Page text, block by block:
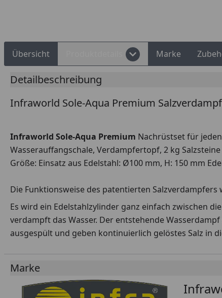
Übersicht Marke
Detailbeschreibung
Infraworld Sole-Aqua Premium
Infraworld Sole-Aqua Premium Nachrüstset für
Wasserauffangschale, Verdampfertopf, 2 kg Salzsteine
Größe: Einsatz aus Edelstahl: Ø100 mm, H: 150 mm
Die Funktionsweise des patentierten Salzverdampfers
Es wird ein Edelstahlzylinder ganz einfach zwischen
verdampft das Wasser. Der entstehende
ausgespült und geben kontinuierlich gelöstes Salz in
Marke